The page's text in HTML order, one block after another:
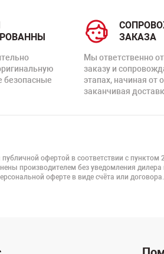
безопасные
ЗАКАЗА
Мы ответственно
заказу и
этапах, начиная от
заканчивая
офертой в соответствии с
производителем без уведомления
оферте в виде счёта или договора.